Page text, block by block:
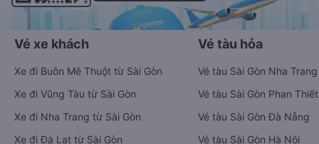
Vé xe khách
Xe đi Buôn Mê Thuột từ Sài Gòn
Xe đi Vũng Tàu từ Sài Gòn
Xe đi Nha Trang từ Sài Gòn
Xe đi Đà Lạt từ Sài Gòn
Vé tàu hỏa
Vé tàu Sài Gòn Nha Trang
Vé tàu Sài Gòn Phan Thiết
Vé tàu Sài Gòn Đà Nẵng
Vé tàu Sài Gòn Hà Nội